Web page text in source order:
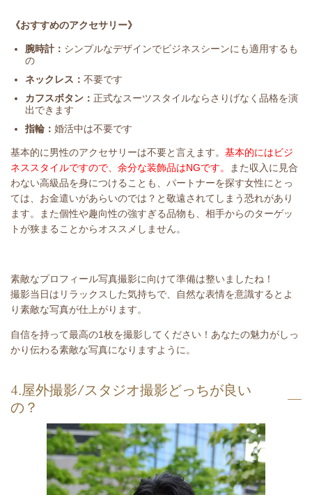
《おすすめのアクセサリー》
腕時計： シンプルなデザインでビジネスシーンにも適用するも
の
ネックレス： 不要です
カフスボタン： 正式なスーツスタイルならさりげなく品格を演
出できます
指輪： 婚活中は不要です
基本的に男性のアクセサリーは不要と言えます。 基本的にはビジ
ネススタイルですので、余分な装飾品はNGです。
また収入に見合
わない高級品を身につけることも、パートナーを探す女性にとっ
ては、お金遣いがあらいのでは？と敬遠されてしまう恐れがあり
ます。また個性や趣向性の強すぎる品物も、相手からのターゲッ
トが狭まることからオススメしません。
素敵なプロフィール写真撮影に向けて準備は整いましたね！
撮影当日はリラックスした気持ちで、自然な表情を意識するとよ
り素敵な写真が仕上がります。
自信を持って最高の1枚を撮影してください！あなたの魅力がしっ
かり伝わる素敵な写真になりますように。
4.屋外撮影/スタジオ撮影どっちが良い
の？